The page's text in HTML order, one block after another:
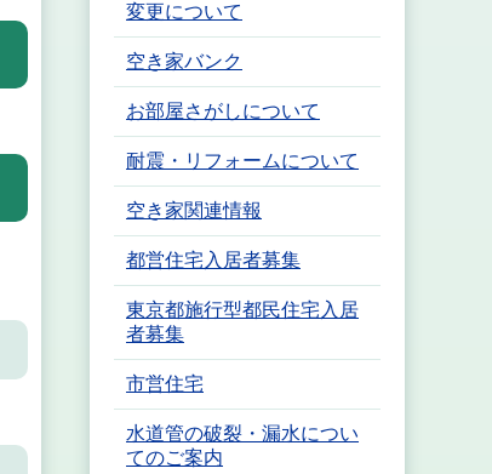
変更について
空き家バンク
お部屋さがしについて
耐震・リフォームについて
空き家関連情報
都営住宅入居者募集
東京都施行型都民住宅入居
者募集
市営住宅
水道管の破裂・漏水につい
てのご案内